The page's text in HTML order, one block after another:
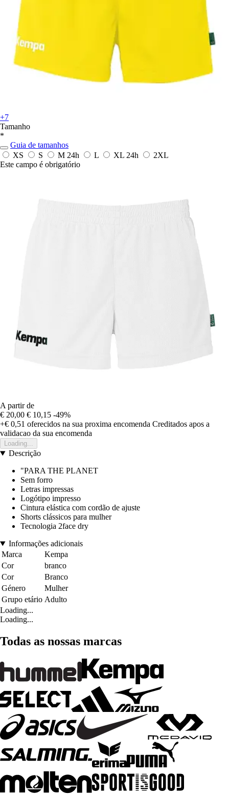
+7
Tamanho
*
Guia de tamanhos
XS
S M 24h L XL 24h
2XL
Este campo é obrigatório
A partir de
€ 20,00 € 10,15 -49%
+€ 0,51 oferecidos na sua proxima encomenda Creditados apos a
validacao da sua encomenda
Loading...
Descrição
"PARA THE PLANET
Sem forro
Letras impressas
Logótipo impresso
Cintura elástica com cordão de ajuste
Shorts clássicos para mulher
Tecnologia 2face dry
Informações adicionais
Marca
Kempa
Cor
branco
Cor
Branco
Género
Mulher
Grupo etário Adulto
Loading...
Loading...
Todas as nossas marcas